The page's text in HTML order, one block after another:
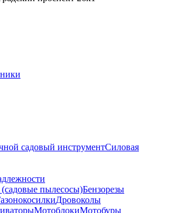
садовый инструментСиловая
пылесосы)Бензорезы
Дровоколы
МотоблокиМотобуры